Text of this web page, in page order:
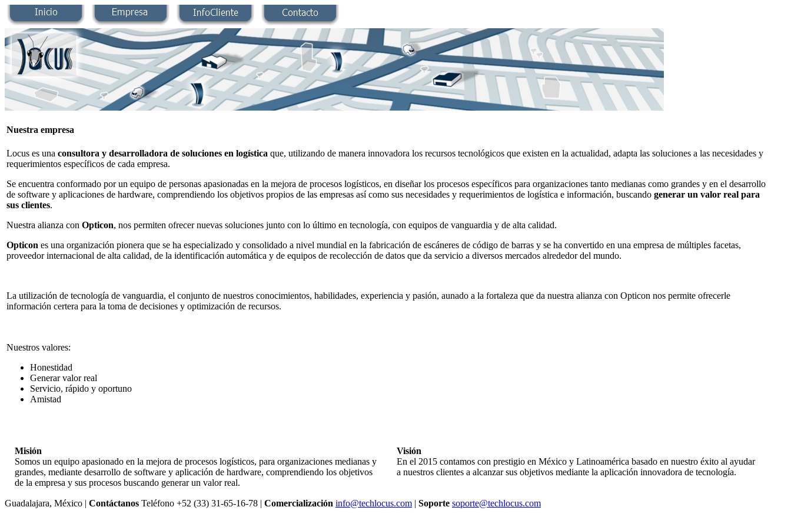
Nuestra empresa
Locus es una consultora y desarrolladora de soluciones en logística que, utilizando de manera innovadora los recursos tecnológicos que existen en la actualidad, adapta las soluciones a las necesidades y
requerimientos específicos de cada empresa.
Se encuentra conformado por un equipo de personas apasionadas en la mejora de procesos logísticos, en diseñar los procesos específicos para organizaciones tanto medianas como grandes y en el desarrollo
de software y aplicaciones de hardware, comprendiendo los objetivos propios de las empresas así como sus necesidades y requerimientos de logística e información, buscando generar un valor real para
sus clientes.
Nuestra alianza con Opticon, nos permiten ofrecer nuevas soluciones junto con lo último en tecnología, con equipos de vanguardia y de alta calidad.
Opticon es una organización pionera que se ha especializado y consolidado a nivel mundial en la fabricación de escáneres de código de barras y se ha convertido en una empresa de múltiples facetas,
proveedor internacional de alta calidad, de la identificación automática y de equipos de recolección de datos que da servicio a diversos mercados alrededor del mundo.
La utilización de tecnología de vanguardia, el conjunto de nuestros conocimientos, habilidades, experiencia y pasión, aunado a la fortaleza que da nuestra alianza con Opticon nos permite ofrecerle
información certera para la toma de decisiones y optimización de recursos.
Nuestros valores:
Honestidad
Generar valor real
Servicio, rápido y oportuno
Amistad
Misión
Somos un equipo apasionado en la mejora de procesos logísticos, para organizaciones medianas y
grandes, mediante desarrollo de software y aplicación de hardware, comprendiendo los objetivos
de la empresa y sus procesos buscando generar un valor real.
Visión
En el 2015 contamos con prestigio en México y Latinoamérica basado en nuestro éxito al ayudar
a nuestros clientes a alcanzar sus objetivos mediante la aplicación innovadora de tecnología.
Guadalajara, México | Contáctanos Teléfono +52 (33) 31-65-16-78 | Comercialización info@techlocus.com | Soporte soporte@techlocus.com